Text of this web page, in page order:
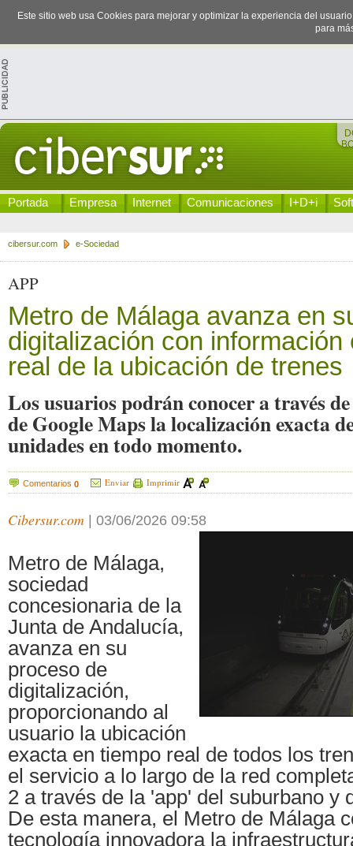
Este sitio web usa Cookies para mejorar y optimizar la experiencia del
para
Portada Empresa Internet Comunicaciones I+D+i
cibersur.com e-Sociedad
APP
Metro de Málaga avanza en
digitalización con información
real de la ubicación de trenes
Los usuarios podrán conocer a través
de Google Maps la localización exacta
unidades en todo momento.
Comentarios 0 Enviar Imprimir
Cibersur.com 03/06/2026 09:58
Metro de Málaga,
sociedad
concesionaria de la
Junta de Andalucía,
avanza en su
proceso de
digitalización,
proporcionando al
usuario la ubicación
exacta en tiempo real de todos los
el servicio a lo largo de la red
2 a través de la 'app' del suburbano y
De esta manera, el Metro de Málaga
tecnología innovadora la